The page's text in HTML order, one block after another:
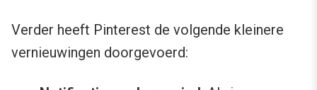
Verder heeft Pinterest de volgende kleinere
vernieuwingen doorgevoerd: